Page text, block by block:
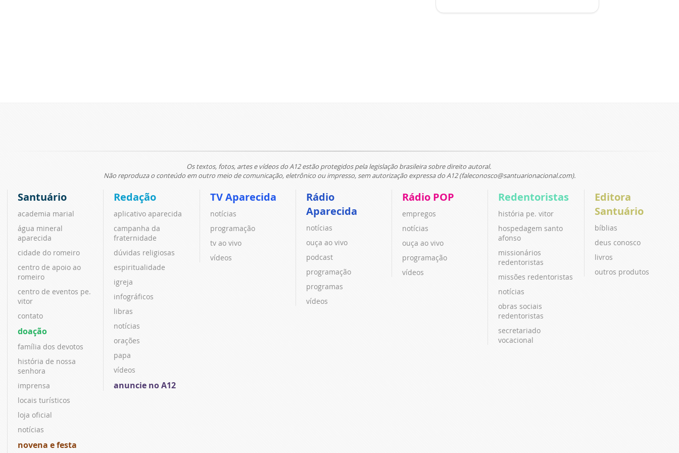
Os textos, fotos, artes e vídeos do A12 estão protegidos pela legislação brasileira sobre direito autoral.
Não reproduza o conteúdo em outro meio de comunicação, eletrônico ou impresso, sem autorização expressa do A12 (faleconosco@santuarionacional.com).
Santuário
academia marial
água mineral
aparecida
cidade do romeiro
centro de apoio ao
romeiro
centro de eventos pe.
vitor
contato
doação
família dos devotos
história de nossa
senhora
imprensa
locais turísticos
loja oficial
notícias
novena e festa
Redação
aplicativo aparecida
campanha da
fraternidade
dúvidas religiosas
espiritualidade
igreja
infográficos
libras
notícias
orações
papa
vídeos
anuncie no A12
TV Aparecida
notícias
programação
tv ao vivo
vídeos
Rádio
Aparecida
notícias
ouça ao vivo
podcast
programação
programas
vídeos
Rádio POP
empregos
notícias
ouça ao vivo
programação
vídeos
Redentoristas
história pe. vitor
hospedagem santo
afonso
missionários
redentoristas
missões redentoristas
notícias
obras sociais
redentoristas
secretariado
vocacional
Editora
Santuário
bíblias
deus conosco
livros
outros produtos